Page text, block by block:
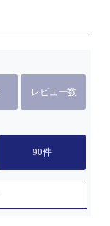
レビュー数
90件